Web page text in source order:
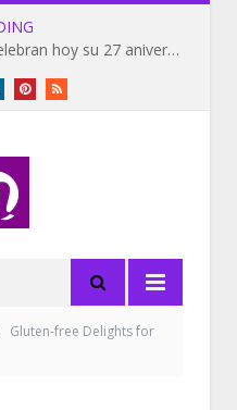
Barack y Michelle Obama celebran hoy su 27 aniversario de bodas
PinterestRSS
Gluten-free Delights for